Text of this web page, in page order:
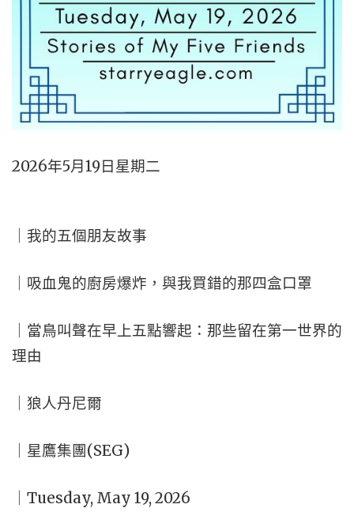
2026年5月19日星期二
｜我的五個朋友故事
｜吸血鬼的廚房爆炸，與我買錯的那四盒口罩
｜當鳥叫聲在早上五點響起：那些留在第一世界的
理由
｜狼人丹尼爾
｜星鷹集團(SEG)
｜Tuesday, May 19, 2026